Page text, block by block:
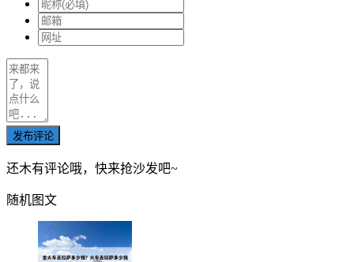
发布评论
还木有评论哦，快来抢沙发吧~
随机图文